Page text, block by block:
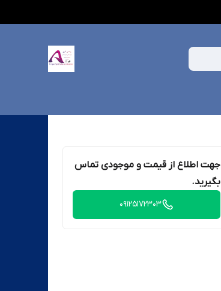
جهت اطلاع از قیمت و موجودی تماس
بگیرید.
09125172303